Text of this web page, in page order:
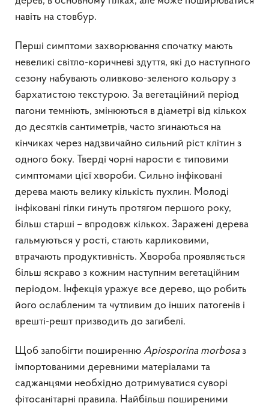
навіть на стовбур.
Перші симптоми захворювання спочатку мають
невеликі світло-коричневі здуття, які до наступного
сезону набувають оливково-зеленого кольору з
бархатистою текстурою. За вегетаційний період
пагони темніють, змінюються в діаметрі від кількох
до десятків сантиметрів, часто згинаються на
кінчиках через надзвичайно сильний ріст клітин з
одного боку. Тверді чорні нарости є типовими
симптомами цієї хвороби. Сильно інфіковані
дерева мають велику кількість пухлин. Молоді
інфіковані гілки гинуть протягом першого року,
більш старші – впродовж кількох. Заражені дерева
гальмуються у рості, стають карликовими,
втрачають продуктивність. Хвороба проявляється
більш яскраво з кожним наступним вегетаційним
періодом. Інфекція уражує все дерево, що робить
його ослабленим та чутливим до інших патогенів і
врешті-решт призводить до загибелі.
Щоб запобігти поширенню Apiosporina morbosaз
імпортованими деревними матеріалами та
саджанцями необхідно дотримуватися суворі
фітосанітарні правила. Найбільш поширеними